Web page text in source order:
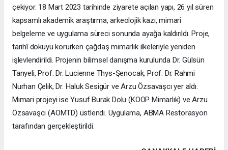
çekiyor. 18 Mart 2023 tarihinde ziyarete açılan yapı, 26 yıl süren
kapsamlı akademik araştırma, arkeolojik kazı, mimari
belgeleme ve uygulama süreci sonunda ayağa kaldırıldı. Proje,
tarihî dokuyu korurken çağdaş mimarlık ilkeleriyle yeniden
işlevlendirildi. Projenin bilimsel danışma kurulunda Dr. Gülsün
Tanyeli, Prof. Dr. Lucienne Thys-Şenocak, Prof. Dr. Rahmi
Nurhan Çelik, Dr. Haluk Sesigür ve Arzu Özsavaşcı yer aldı.
Mimari projeyi ise Yusuf Burak Dolu (KOOP Mimarlık) ve Arzu
Özsavaşcı (AOMTD) üstlendi. Uygulama, ABMA Restorasyon
tarafından gerçekleştirildi.